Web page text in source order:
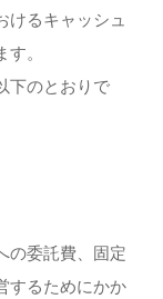
けるキャッシュ
。
下のとおりで
の委託費、固定
するためにかか